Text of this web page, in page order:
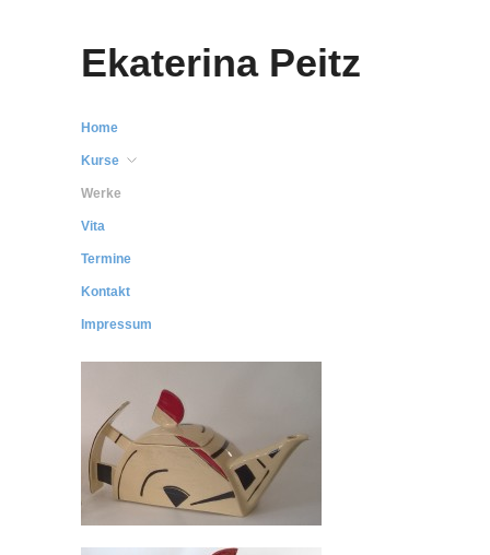
Ekaterina Peitz
Home
Kurse
Werke
Vita
Termine
Kontakt
Impressum